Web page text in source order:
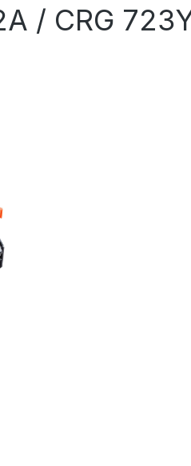
/ CRG